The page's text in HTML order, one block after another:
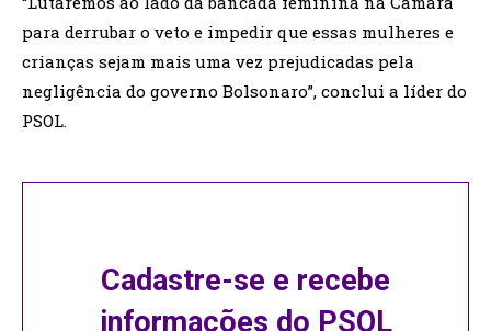
para derrubar o veto e impedir que essas mulheres e
crianças sejam mais uma vez prejudicadas pela
negligência do governo Bolsonaro”, conclui a líder do
PSOL.
Cadastre-se e recebe
informações do PSOL